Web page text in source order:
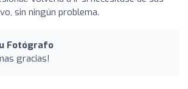
sin ningún problema.
Fotógrafo
gracias!